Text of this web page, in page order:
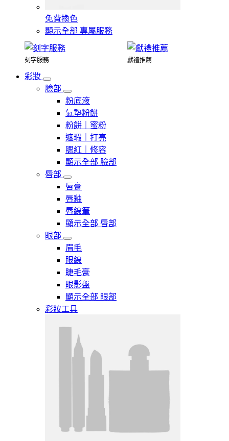
免費換色
顯示全部 專屬服務
刻字服務 獻禮推薦
彩妝
臉部
粉底液
氣墊粉餅
粉餅｜蜜粉
遮瑕｜打亮
腮紅｜修容
顯示全部 臉部
唇部
唇膏
唇釉
唇線筆
顯示全部 唇部
眼部
眉毛
眼線
睫毛膏
眼影盤
顯示全部 眼部
彩妝工具